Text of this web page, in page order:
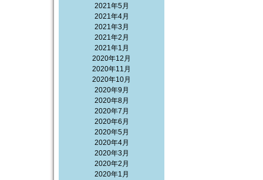
2021年5月
2021年4月
2021年3月
2021年2月
2021年1月
2020年12月
2020年11月
2020年10月
2020年9月
2020年8月
2020年7月
2020年6月
2020年5月
2020年4月
2020年3月
2020年2月
2020年1月